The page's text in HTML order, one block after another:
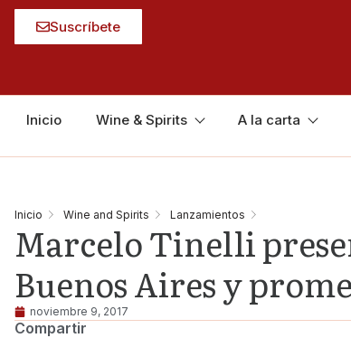
Suscríbete
Inicio Wine & Spirits A la carta
Inicio Wine and Spirits Lanzamientos
Marcelo Tinelli
Buenos Aires y
noviembre 9, 2017
Compartir